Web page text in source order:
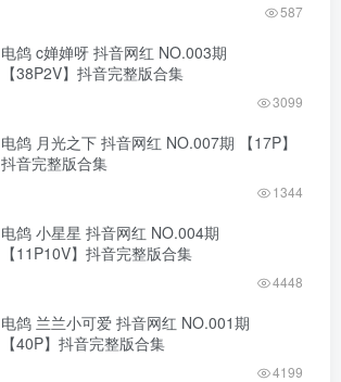
587
电鸽 c婵婵呀 抖音网红 NO.003期
【38P2V】抖音完整版合集
3099
电鸽 月光之下 抖音网红 NO.007期 【17P】
抖音完整版合集
1344
电鸽 小星星 抖音网红 NO.004期
【11P10V】抖音完整版合集
4448
电鸽 兰兰小可爱 抖音网红 NO.001期
【40P】抖音完整版合集
4199